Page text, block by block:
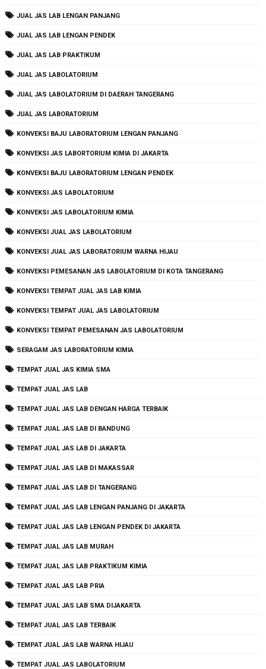
JUAL JAS LAB LENGAN PANJANG
JUAL JAS LAB LENGAN PENDEK
JUAL JAS LAB PRAKTIKUM
JUAL JAS LABOLATORIUM
JUAL JAS LABOLATORIUM DI DAERAH TANGERANG
JUAL JAS LABORATORIUM
KONVEKSI BAJU LABORATORIUM LENGAN PANJANG
KONVEKSI JAS LABORTORIUM KIMIA DI JAKARTA
KONVEKSI BAJU LABORATORIUM LENGAN PENDEK
KONVEKSI JAS LABOLATORIUM
KONVEKSI JAS LABOLATORIUM KIMIA
KONVEKSI JUAL JAS LABOLATORIUM
KONVEKSI JUAL JAS LABORATORIUM WARNA HIJAU
KONVEKSI PEMESANAN JAS LABOLATORIUM DI KOTA TANGERANG
KONVEKSI TEMPAT JUAL JAS LAB KIMIA
KONVEKSI TEMPAT JUAL JAS LABOLATORIUM
KONVEKSI TEMPAT PEMESANAN JAS LABOLATORIUM
SERAGAM JAS LABORATORIUM KIMIA
TEMPAT JUAL JAS KIMIA SMA
TEMPAT JUAL JAS LAB
TEMPAT JUAL JAS LAB DENGAN HARGA TERBAIK
TEMPAT JUAL JAS LAB DI BANDUNG
TEMPAT JUAL JAS LAB DI JAKARTA
TEMPAT JUAL JAS LAB DI MAKASSAR
TEMPAT JUAL JAS LAB DI TANGERANG
TEMPAT JUAL JAS LAB LENGAN PANJANG DI JAKARTA
TEMPAT JUAL JAS LAB LENGAN PENDEK DI JAKARTA
TEMPAT JUAL JAS LAB MURAH
TEMPAT JUAL JAS LAB PRAKTIKUM KIMIA
TEMPAT JUAL JAS LAB PRIA
TEMPAT JUAL JAS LAB SMA DIJAKARTA
TEMPAT JUAL JAS LAB TERBAIK
TEMPAT JUAL JAS LAB WARNA HIJAU
TEMPAT JUAL JAS LABOLATORIUM